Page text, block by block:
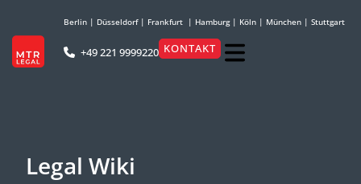
Berlin | Düsseldorf| Frankfurt | Hamburg| Köln | München | Stuttgart
+49 221 9999220 KONTAKT
Legal Wiki